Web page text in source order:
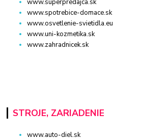
www.superpredajca.sk
www.spotrebice-domace.sk
www.osvetlenie-svietidla.eu
www.uni-kozmetika.sk
www.zahradnicek.sk
STROJE, ZARIADENIE
www.auto-diel.sk